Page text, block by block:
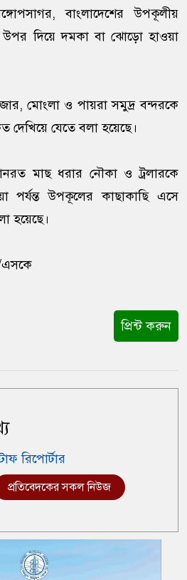
বাংলাদেশের উপকূলীয়
দিয়ে দমকা বা ঝোড়ো হাওয়া
মোংলা ও পায়রা সমুদ্র বন্দরকে
দেখিয়ে যেতে বলা হয়েছে।
মাছ ধরার নৌকা ও ট্রলারকে
পর্যন্ত উপকূলের কাছাকাছি এসে
হয়েছে।
এসকে
প্রিন্ট করুন
রিপোর্টার
প্রতিবেদকের সকল নিউজ